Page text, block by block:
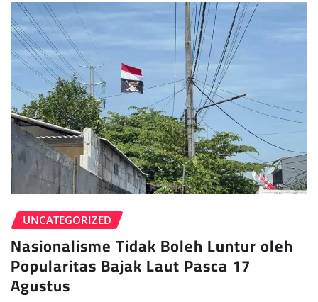
UNCATEGORIZED
Nasionalisme Tidak Boleh Luntur oleh
Popularitas Bajak Laut Pasca 17
Agustus